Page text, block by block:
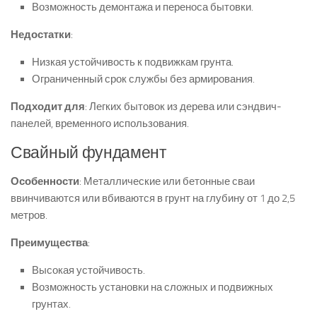
Возможность демонтажа и переноса бытовки.
Недостатки:
Низкая устойчивость к подвижкам грунта.
Ограниченный срок службы без армирования.
Подходит для: Легких бытовок из дерева или сэндвич-
панелей, временного использования.
Свайный фундамент
Особенности: Металлические или бетонные сваи
ввинчиваются или вбиваются в грунт на глубину от 1 до 2,5
метров.
Преимущества:
Высокая устойчивость.
Возможность установки на сложных и подвижных
грунтах.